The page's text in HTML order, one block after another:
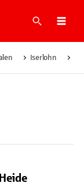
Suche
Iserlohn